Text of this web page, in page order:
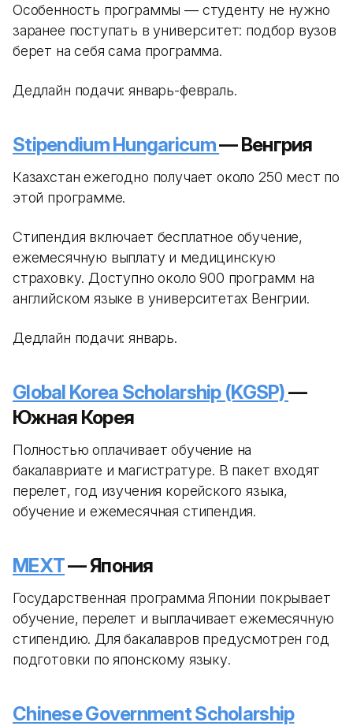
Особенность программы — студенту не нужно
заранее поступать в университет: подбор вузов
берет на себя сама программа.
Дедлайн подачи: январь-февраль.
Stipendium Hungaricum— Венгрия
Казахстан ежегодно получает около 250 мест по
этой программе.
Стипендия включает бесплатное обучение,
ежемесячную выплату и медицинскую
страховку. Доступно около 900 программ на
английском языке в университетах Венгрии.
Дедлайн подачи: январь.
Global Korea Scholarship (KGSP)—
Южная Корея
Полностью оплачивает обучение на
бакалавриате и магистратуре. В пакет входят
перелет, год изучения корейского языка,
обучение и ежемесячная стипендия.
MEXT— Япония
Государственная программа Японии покрывает
обучение, перелет и выплачивает ежемесячную
стипендию. Для бакалавров предусмотрен год
подготовки по японскому языку.
Chinese Government Scholarship